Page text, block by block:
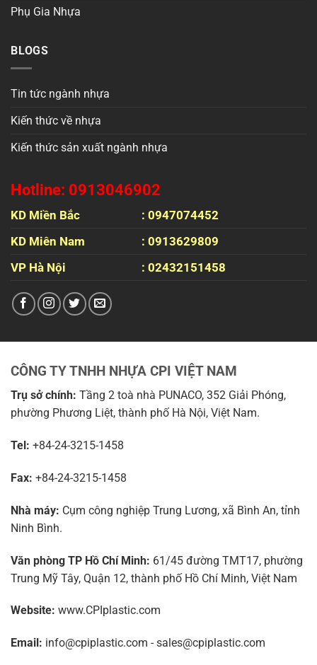
Phụ Gia Nhựa
BLOGS
Tin tức ngành nhựa
Kiến thức về nhựa
Kiến thức sản xuất ngành nhựa
Hotline: 0913046902
KD Miền Bắc
: 0947074452
KD Miên Nam
: 0913629809
VP Hà Nội
: 02432151458
CÔNG TY TNHH NHỰA CPI VIỆT NAM
Trụ sở chính: Tầng 2 toà nhà PUNACO, 352 Giải Phóng,
phường Phương Liệt, thành phố Hà Nội, Việt Nam.
Tel: +84-24-3215-1458
Fax: +84-24-3215-1458
Nhà máy: Cụm công nghiệp Trung Lương, xã Bình An, tỉnh
Ninh Bình.
Văn phòng TP Hồ Chí Minh: 61/45 đường TMT17, phường
Trung Mỹ Tây, Quận 12, thành phố Hồ Chí Minh, Việt Nam
Website: www.CPIplastic.com
Email: info@cpiplastic.com - sales@cpiplastic.com